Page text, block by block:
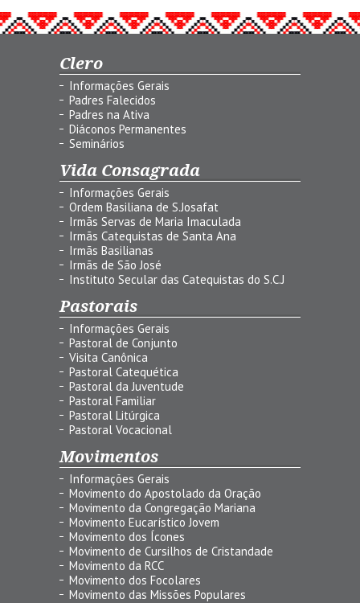
Clero
Informações Gerais
Padres Falecidos
Padres na Ativa
Diáconos Permanentes
Seminários
Vida Consagrada
Informações Gerais
Ordem Basiliana de S.Josafat
Irmãs Servas de Maria Imaculada
Irmãs Catequistas de Santa Ana
Irmãs Basilianas
Irmãs de São José
Instituto Secular das Catequistas do S.C.J
Pastorais
Informações Gerais
Pastoral de Conjunto
Visita Canônica
Pastoral Catequética
Pastoral da Juventude
Pastoral Familiar
Pastoral Litúrgica
Pastoral Vocacional
Movimentos
Informações Gerais
Movimento do Apostolado da Oração
Movimento da Congregação Mariana
Movimento Eucarístico Jovem
Movimento dos Ícones
Movimento de Cursilhos de Cristandade
Movimento da RCC
Movimento dos Focolares
Movimento das Missões Populares